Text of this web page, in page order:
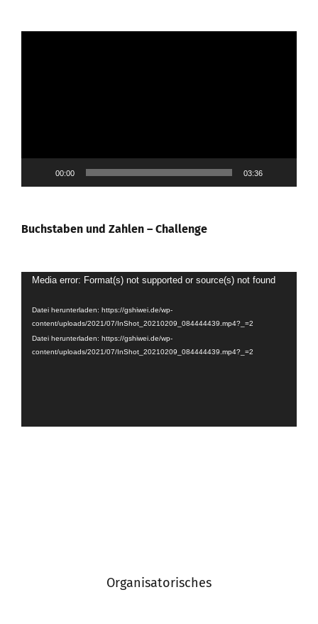
00:00 03:36
Buchstaben und Zahlen – Challenge
Video-
Media error: Format(s) not supported or source(s) not found
Datei herunterladen: https://gshiwei.de/wp-
content/uploads/2021/07/InShot_20210209_084444439.mp4?_=2
Datei herunterladen: https://gshiwei.de/wp-
content/uploads/2021/07/InShot_20210209_084444439.mp4?_=2
Organisatorisches